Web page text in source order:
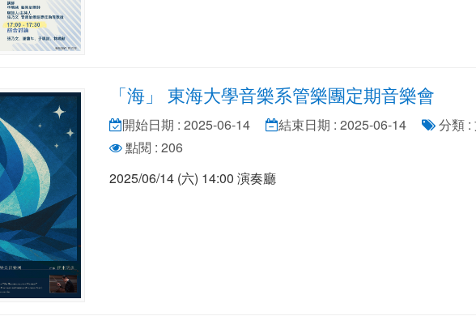
「海」 東海大學音樂系管樂團定期音樂會
開始日期 : 2025-06-14 結束日期 : 2025-06-14
分類 :
點閱 : 206
2025/06/14 (六) 14:00 演奏廳